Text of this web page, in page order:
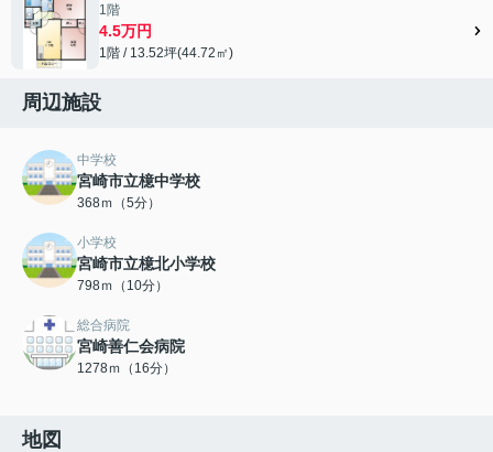
1階
4.5万円
1階 / 13.52坪(44.72㎡)
周辺施設
中学校
宮崎市立檍中学校
368ｍ（5分）
小学校
宮崎市立檍北小学校
798ｍ（10分）
総合病院
宮崎善仁会病院
1278ｍ（16分）
地図